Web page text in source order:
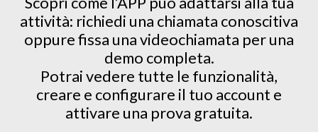
attività: richiedi una chiamata conoscitiva
oppure fissa una videochiamata per una
demo completa.
Potrai vedere tutte le funzionalità,
creare e configurare il tuo account e
attivare una prova gratuita.